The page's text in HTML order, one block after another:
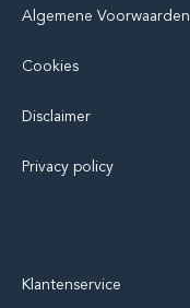
Algemene Voorwaarden
Cookies
Disclaimer
Privacy policy
Klantenservice